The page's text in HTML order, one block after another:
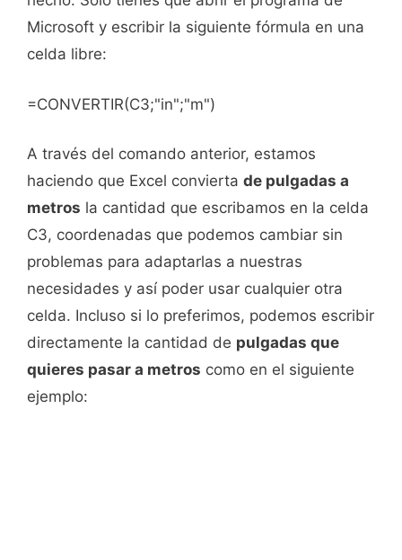
Microsoft y escribir la siguiente fórmula en una
celda libre:
=CONVERTIR(C3;"in";"m")
A través del comando anterior, estamos
haciendo que Excel convierta de pulgadas a
metros la cantidad que escribamos en la celda
C3, coordenadas que podemos cambiar sin
problemas para adaptarlas a nuestras
necesidades y así poder usar cualquier otra
celda. Incluso si lo preferimos, podemos escribir
directamente la cantidad de pulgadas que
quieres pasar a metros como en el siguiente
ejemplo: